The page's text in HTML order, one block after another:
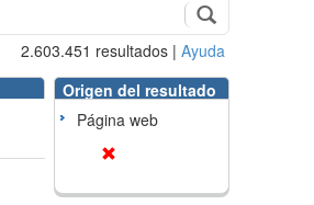
2.603.451 resultados | Ayuda
Origen del resultado
Página web